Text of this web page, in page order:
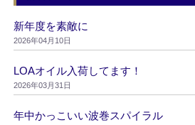
新年度を素敵に
2026年04月10日
LOAオイル入荷してます！
2026年03月31日
年中かっこいい波巻スパイラル